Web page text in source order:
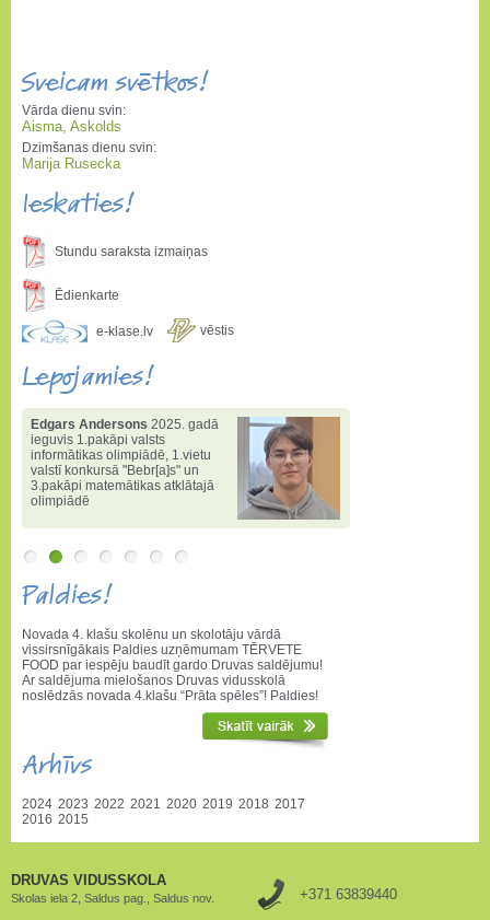
Sveicam svētkos!
Vārda dienu svin:
Aisma, Askolds
Dzimšanas dienu svin:
Marija Rusecka
Ieskaties!
Stundu saraksta izmaiņas
Ēdienkarte
e-klase.lv vēstis
Lepojamies!
Edgars Andersons 2025. gadā
ieguvis 1.pakāpi valsts
informātikas olimpiādē, 1.vietu
valstī konkursā "Bebr[a]s" un
3.pakāpi matemātikas atklātajā
olimpiādē
Paldies!
Novada 4. klašu skolēnu un skolotāju vārdā
vissirsnīgākais Paldies uzņēmumam TĒRVETE
FOOD par iespēju baudīt gardo Druvas saldējumu!
Ar saldējuma mielošanos Druvas vidusskolā
noslēdzās novada 4.klašu “Prāta spēles”! Paldies!
Arhīvs
2024 2023 2022 2021 2020 2019 2018 2017
2016 2015
DRUVAS VIDUSSKOLA
Skolas iela 2, Saldus pag., Saldus nov. +371 63839440